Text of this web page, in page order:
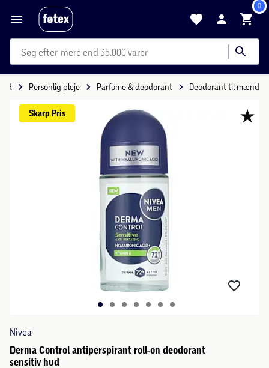
0
mere end 35.000 varer
Personlig pleje Parfume & deodorant Deodorant til mænd
Skarp Pris
Nivea
Derma Control antiperspirant roll-on deodorant
sensitiv hud